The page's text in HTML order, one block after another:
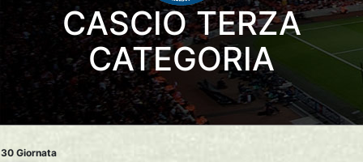
CASCIO TERZA
CATEGORIA
30 Giornata